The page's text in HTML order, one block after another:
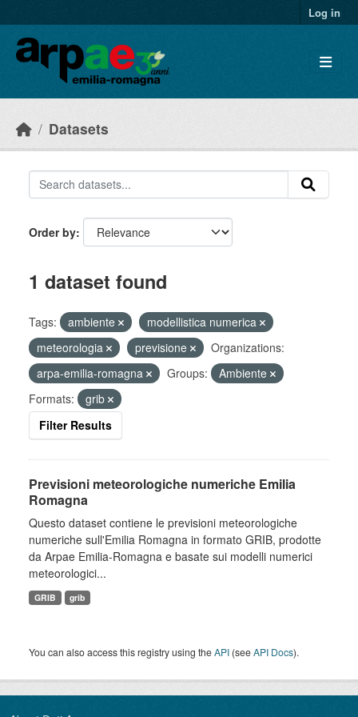
Log in
Datasets
Order by
1 dataset found
Tags: ambiente
modellistica numerica
meteorologia
previsione
Organizations:
arpa-emilia-romagna
Groups:
Ambiente
Formats:
grib
Filter Results
Previsioni meteorologiche numeriche Emilia
Romagna
Questo dataset contiene le previsioni meteorologiche
numeriche sull'Emilia Romagna in formato GRIB, prodotte
da Arpae Emilia-Romagna e basate sui modelli numerici
meteorologici...
GRIB grib
You can also access this registry using theAPI (seeAPI Docs).